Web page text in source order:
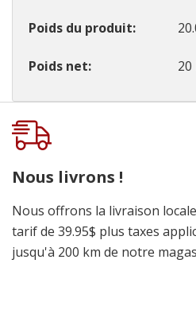
Poids du produit
Poids net 20
Onglet
personnalisé
Nous livrons !
Nous offrons la livraison
tarif de 39.95$ plus taxes
jusqu'à 200 km de notre